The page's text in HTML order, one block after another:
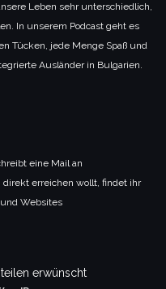
Leben sehr unterschiedlich,
In unserem Podcast geht es
Tücken, jede Menge Spaß und
Ausländer in Bulgarien.
eine Mail an
direkt erreichen wollt, findet ihr
Websites
erwünscht